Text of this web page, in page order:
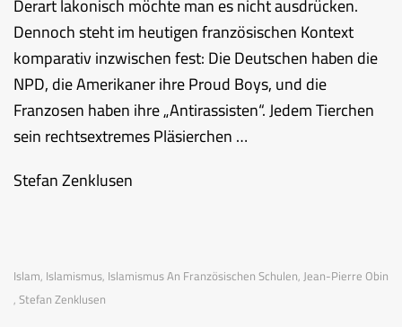
Dennoch steht im heutigen französischen Kontext
komparativ inzwischen fest: Die Deutschen haben die
NPD, die Amerikaner ihre Proud Boys, und die
Franzosen haben ihre „Antirassisten“. Jedem Tierchen
sein rechtsextremes Pläsierchen …
Stefan Zenklusen
Islam, Islamismus, Islamismus An Französischen Schulen,Jean-Pierre Obin
,Stefan Zenklusen